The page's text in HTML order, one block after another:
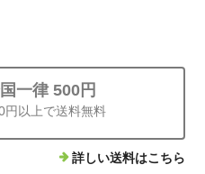
一律 500円
円以上で送料無料
詳しい送料はこちら